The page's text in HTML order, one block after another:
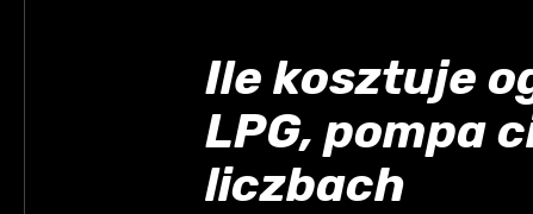
Ile kosztuje
LPG, pompa
liczbach